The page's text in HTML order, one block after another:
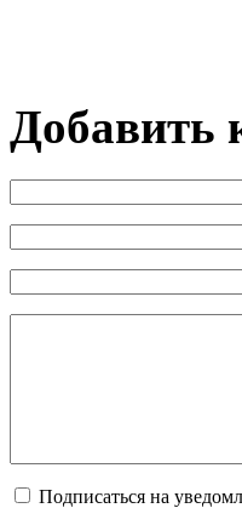
Добавить
Подписаться на